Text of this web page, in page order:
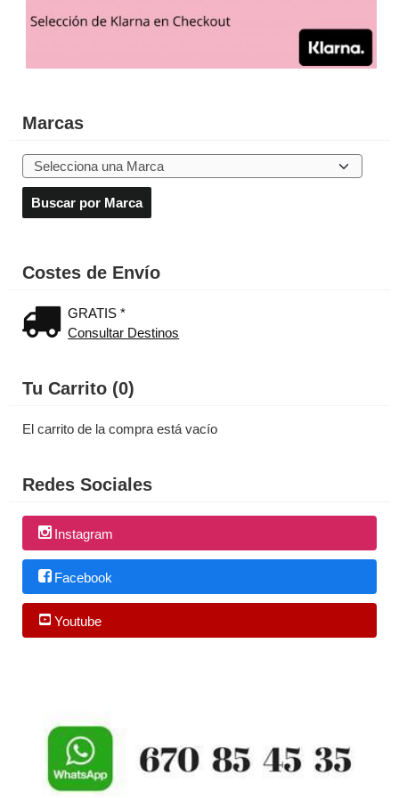
Marcas
Costes de Envío
GRATIS *
Consultar Destinos
Tu Carrito (0)
El carrito de la compra está vacío
Redes Sociales
Instagram
Facebook
Youtube